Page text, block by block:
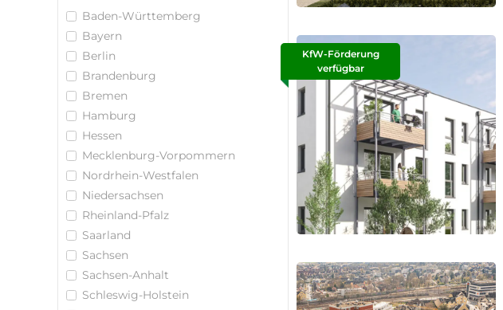
Baden-Württemberg
Bayern
Berlin
Brandenburg
Bremen
Hamburg
Hessen
Mecklenburg-Vorpommern
Nordrhein-Westfalen
Niedersachsen
Rheinland-Pfalz
Saarland
Sachsen
Sachsen-Anhalt
Schleswig-Holstein
KfW-Förderung
verfügbar